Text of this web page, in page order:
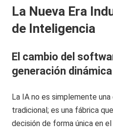
La Nueva Era
de Inteligencia
El cambio del
generación
La IA no es simplemente
tradicional; es una fábrica
decisión de forma única en